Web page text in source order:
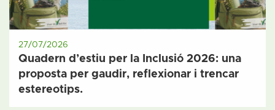
27/07/2026
Quadern d’estiu per la Inclusió 2026: una
proposta per gaudir, reflexionar i trencar
estereotips.